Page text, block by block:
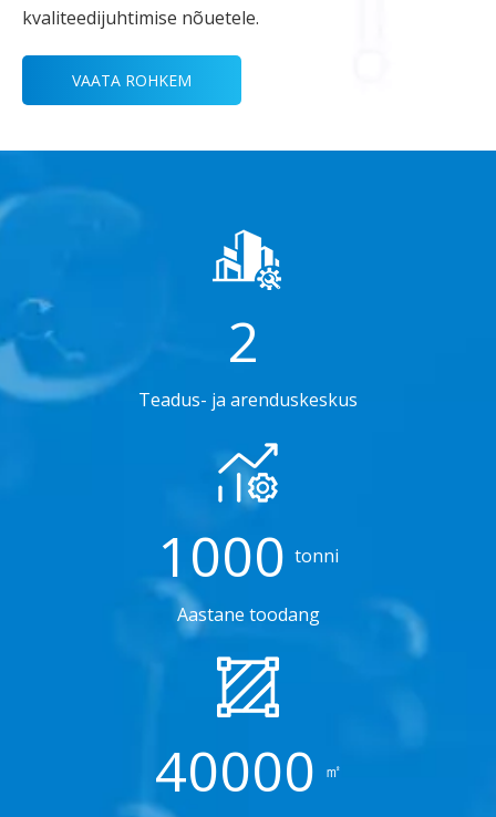
kvaliteedijuhtimise nõuetele.
VAATA ROHKEM
2
Teadus- ja arenduskeskus
1000 tonni
Aastane toodang
40000 ㎡